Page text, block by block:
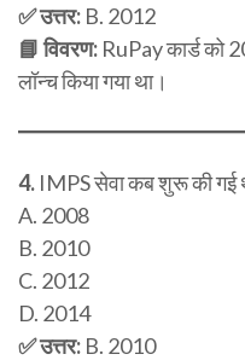
✅ उत्तर: B. 2012
📘 विवरण: RuPay कार्ड को
लॉन्च किया गया था।
4. IMPS सेवा कब शुरू की गई
A. 2008
B. 2010
C. 2012
D. 2014
✅ उत्तर: B. 2010